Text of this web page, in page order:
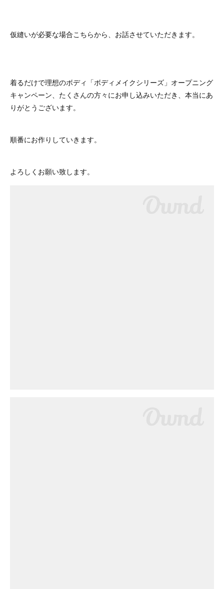
仮縫いが必要な場合こちらから、お話させていただきます。
着るだけで理想のボディ「ボディメイクシリーズ」オープニング
キャンペーン、たくさんの方々にお申し込みいただき、本当にあ
りがとうございます。
順番にお作りしていきます。
よろしくお願い致します。